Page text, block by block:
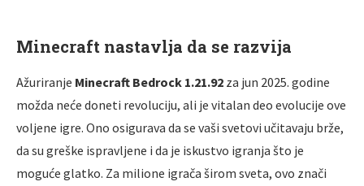
Minecraft nastavlja da se razvija
Ažuriranje Minecraft Bedrock 1.21.92 za jun 2025. godine
možda neće doneti revoluciju, ali je vitalan deo evolucije ove
voljene igre. Ono osigurava da se vaši svetovi učitavaju brže,
da su greške ispravljene i da je iskustvo igranja što je
moguće glatko. Za milione igrača širom sveta, ovo znači